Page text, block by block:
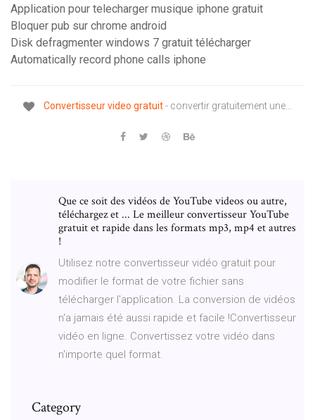
Application pour telecharger musique iphone gratuit
Bloquer pub sur chrome android
Disk defragmenter windows 7 gratuit télécharger
Automatically record phone calls iphone
Convertisseurvideo gratuit- convertir gratuitement une…
Que ce soit des vidéos de YouTube videos ou autre,
téléchargez et ... Le meilleur convertisseur YouTube
gratuit et rapide dans les formats mp3, mp4 et autres
!
Utilisez notre convertisseur vidéo gratuit pour
modifier le format de votre fichier sans
télécharger l'application. La conversion de vidéos
n'a jamais été aussi rapide et facile !Convertisseur
vidéo en ligne. Convertissez votre vidéo dans
n'importe quel format.
Category